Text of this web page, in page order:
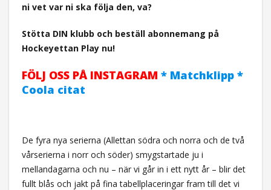
ni vet var ni ska följa den, va?
Stötta DIN klubb och beställ abonnemang på
Hockeyettan Play nu!
FÖLJ OSS PÅ INSTAGRAM * Matchklipp *
Coola citat
De fyra nya serierna (Allettan södra och norra och de två
vårserierna i norr och söder) smygstartade ju i
mellandagarna och nu – när vi går in i ett nytt år – blir det
fullt blås och jakt på fina tabellplaceringar fram till det vi